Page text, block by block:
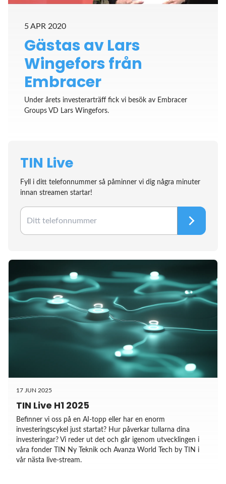
5 APR 2020
Gästas av Lars
Wingefors från
Embracer
Under årets investerarträff fick vi besök av Embracer
Groups VD Lars Wingefors.
TIN Live
Fyll i ditt telefonnummer så påminner vi dig några minuter
innan streamen startar!
17 JUN 2025
TIN Live H1 2025
Befinner vi oss på en AI-topp eller har en enorm
investeringscykel just startat? Hur påverkar tullarna dina
investeringar? Vi reder ut det och går igenom utvecklingen i
våra fonder TIN Ny Teknik och Avanza World Tech by TIN i
vår nästa live-stream.